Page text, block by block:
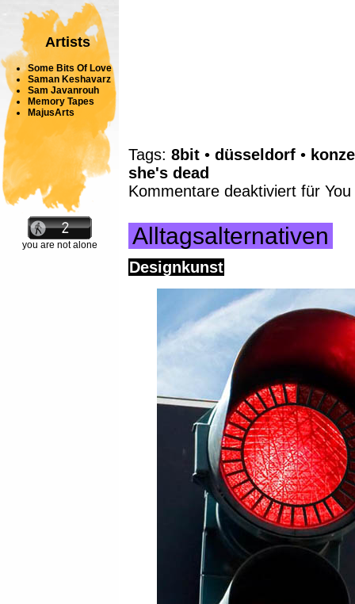
Artists
Some Bits Of Love
Saman Keshavarz
Sam Javanrouh
Memory Tapes
MajusArts
you are not alone
Tags:8bit •düsseldorf •
she's dead
Kommentare deaktiviert für You
Alltagsalternativen
Designkunst